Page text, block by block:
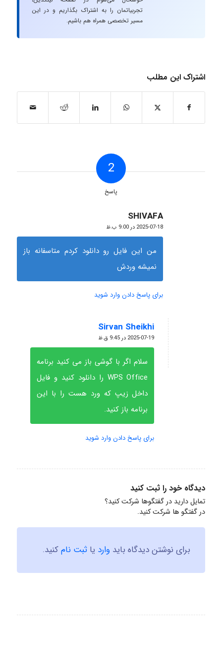
تجربیاتمان را به اشتراک بگذاریم و در این
مسیر تخصصی همراه هم باشیم.
اشتراک این مطلب
2
پاسخ
SHIVAFA
گفته:
2025-07-18 در 9:00 ب.ظ
من این فایل رو دانلود کردم متاسفانه باز
نمیشه وردش
برای پاسخ دادن وارد شوید
Sirvan Sheikhi
گفته:
2025-07-19 در 9:45 ق.ظ
سلام اگر با گوشی باز می کنید برنامه
WPS Office را دانلود کنید و فایل
داخل زیپ که ورد هست را با این
برنامه باز کنید.
برای پاسخ دادن وارد شوید
دیدگاه خود را ثبت کنید
تمایل دارید در گفتگوها شرکت کنید؟
در گفتگو ها شرکت کنید.
برای نوشتن دیدگاه باید وارد یا ثبت نامکنید.